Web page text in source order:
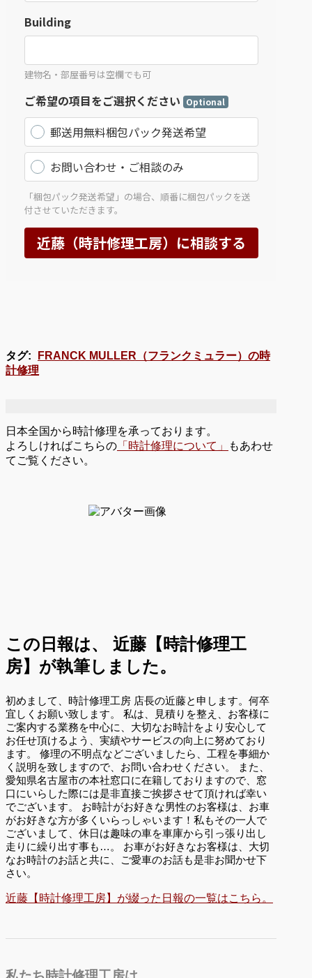
タグ:
FRANCK MULLER（フランクミュラー）の時
計修理
日本全国から時計修理を承っております。
よろしければこちらの 「時計修理について」
もあわせ
てご覧ください。
この日報は、
近藤【時計修理工
房】が執筆しました。
初めまして、時計修理工房 店長の近藤と申します。何卒
宜しくお願い致します。 私は、見積りを整え、お客様に
ご案内する業務を中心に、大切なお時計をより安心して
お任せ頂けるよう、実績やサービスの向上に努めており
ます。 修理の不明点などございましたら、工程を事細か
く説明を致しますので、お問い合わせください。 また、
愛知県名古屋市の本社窓口に在籍しておりますので、窓
口にいらした際には是非直接ご挨拶させて頂ければ幸い
でございます。 お時計がお好きな男性のお客様は、お車
がお好きな方が多くいらっしゃいます！私もその一人で
ございまして、休日は趣味の車を車庫から引っ張り出し
走りに繰り出す事も…。 お車がお好きなお客様は、大切
なお時計のお話と共に、ご愛車のお話も是非お聞かせ下
さい。
近藤【時計修理工房】が綴った日報の一覧はこちら。